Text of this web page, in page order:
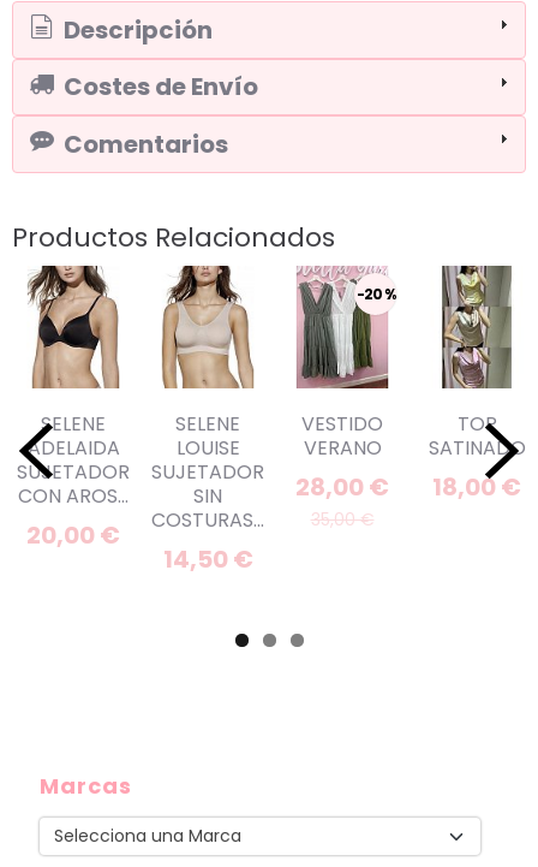
Marcas
Descripción
Costes de Envío
Comentarios
Productos Relacionados
SELENE
ADELAIDA
SUJETADOR
CON AROS...
20,00 €
SELENE
LOUISE
SUJETADOR
SIN
COSTURAS...
14,50 €
-20 %
VESTIDO
VERANO
28,00 €
35,00 €
TOP
SATINADO
18,00 €